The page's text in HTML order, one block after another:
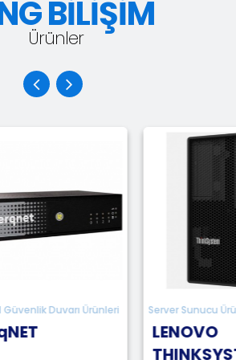
BİLİŞİM
Ürünler
Server Sunucu Ürünleri
LENOVO